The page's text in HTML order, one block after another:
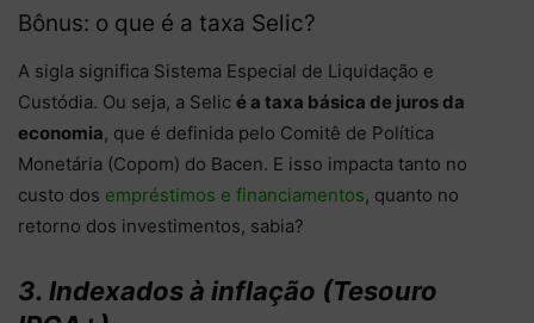
Bônus: o que é a taxa Selic?
A sigla significa Sistema Especial de Liquidação e
Custódia. Ou seja, a Selic é a taxa básica de juros da
economia, que é definida pelo Comitê de Política
Monetária (Copom) do Bacen. E isso impacta tanto no
custo dos empréstimos e financiamentos, quanto no
retorno dos investimentos, sabia?
3. Indexados à inflação (Tesouro